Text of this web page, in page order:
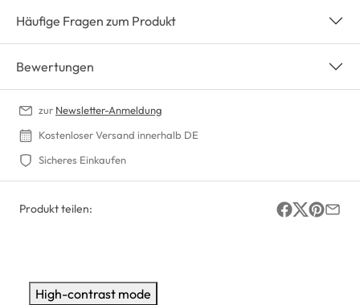
Häufige Fragen zum Produkt
Bewertungen
zur Newsletter-Anmeldung
Kostenloser Versand innerhalb DE
Sicheres Einkaufen
Produkt teilen:
High-contrast mode